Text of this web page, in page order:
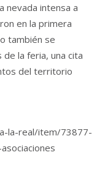
nevada intensa a
en la primera
también se
la feria, una cita
del territorio
la-real/item/73877-